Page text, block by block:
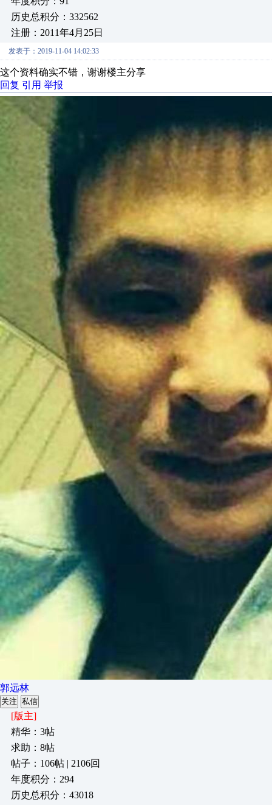
历史总积分：332562
注册：2011年4月25日
发表于：2019-11-04 14:02:33
这个资料确实不错，谢谢楼主分享
回复 引用 举报
郭远林
关注 私信
[版主]
精华：3帖
求助：8帖
帖子：106帖 | 2106回
年度积分：294
历史总积分：43018